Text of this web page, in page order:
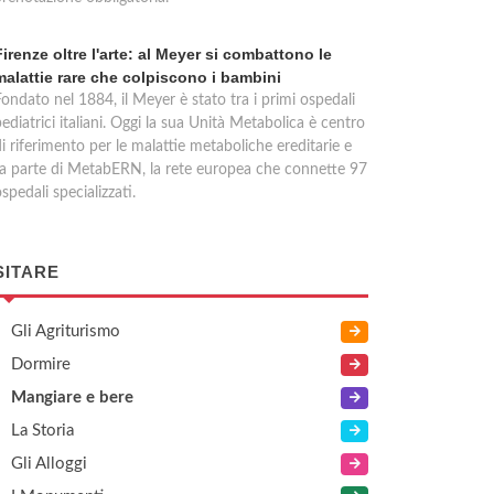
oltre l'arte: al Meyer si combattono le
rare che colpiscono i bambini
nel 1884, il Meyer è stato tra i primi ospedali
italiani. Oggi la sua Unità Metabolica è centro
riferimento per le malattie metaboliche ereditarie e
parte di MetabERN, la rete europea che connette 97
specializzati.
Gli Agriturismo
Dormire
Mangiare e bere
La Storia
Gli Alloggi